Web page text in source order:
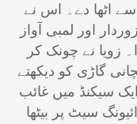
اٹھا دے۔ اس نے
اور لمبی آواز
زویا نے چونک کر
گاڑی کو دیکھتے
سیکنڈ میں غائب
سیٹ پر بیٹھا